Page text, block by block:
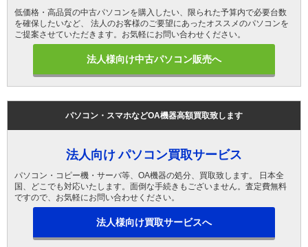
低価格・高品質の中古パソコンを購入したい、限られた予算内で必要台数
を確保したいなど、 法人のお客様のご要望にあったオススメのパソコンを
ご提案させていただきます。お気軽にお問い合わせください。
法人様向け中古パソコン販売へ
パソコン・スマホなどOA機器高額買取致します
法人向け パソコン買取サービス
パソコン・コピー機・サーバ等、OA機器の処分、買取致します。 日本全
国、どこでも対応いたします。面倒な手続きもございません。査定費無料
ですので、お気軽にお問い合わせください。
法人様向け買取サービスへ